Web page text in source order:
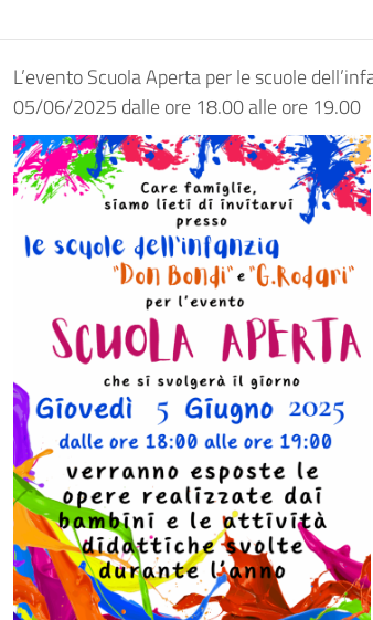
L’evento Scuola Aperta per le scuole
05/06/2025 dalle ore 18.00 alle ore 19.00